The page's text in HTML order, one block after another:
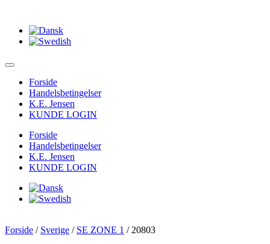
Forside
Handelsbetingelser
K.E. Jensen
KUNDE LOGIN
Forside
Handelsbetingelser
K.E. Jensen
KUNDE LOGIN
Forside / Sverige / SE ZONE 1 / 20803